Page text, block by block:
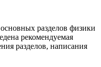
разделов физики
рекомендуемая
разделов, написания